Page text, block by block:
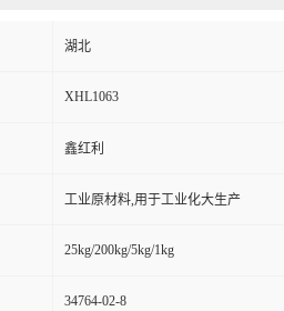
湖北
XHL1063
鑫红利
工业原材料,用于工业化大生产
25kg/200kg/5kg/1kg
34764-02-8